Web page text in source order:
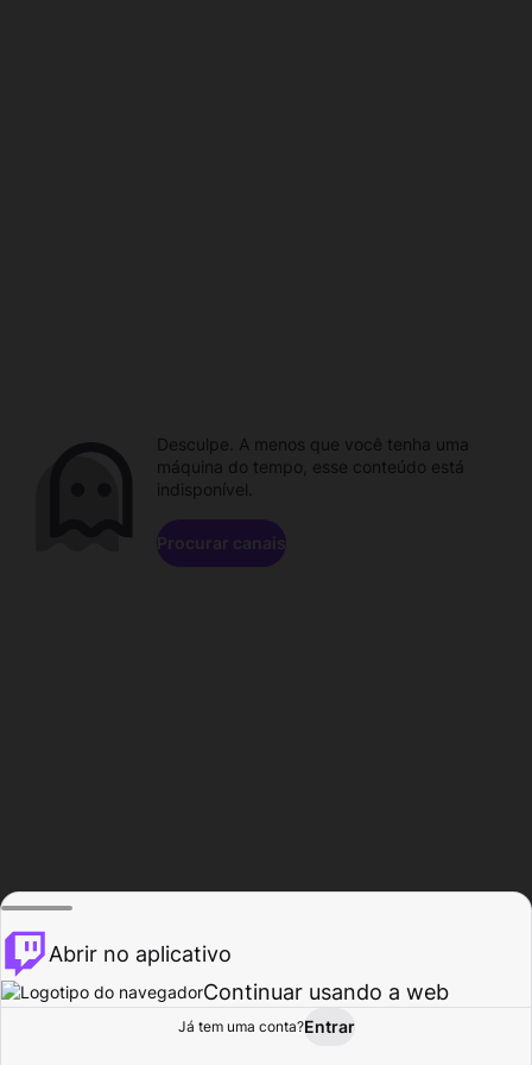
Procurar Atividade
Desculpe. A menos que você tenha uma
máquina do tempo, esse conteúdo está
indisponível.
Procurar canais
Abrir no aplicativo
Continuar usando a web
Já tem uma conta?Entrar